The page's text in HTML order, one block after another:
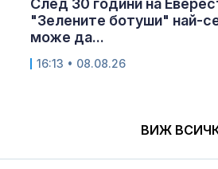
"Зелените ботуши" най-
може да...
16:13 • 08.08.26
ВИЖ